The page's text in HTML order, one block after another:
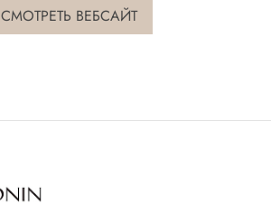
СМОТРЕТЬ ВЕБСАЙТ